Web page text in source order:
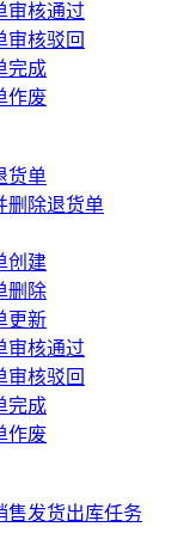
审核通过
审核驳回
完成
作废
货单
删除退货单
创建
删除
更新
审核通过
审核驳回
完成
作废
售发货出库任务